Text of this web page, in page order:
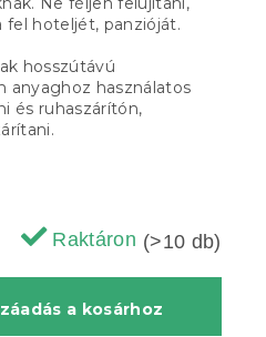
Raktáron (>10 db)
a kosárhoz
fel hoteljét, panzióját.
hosszútávú
anyaghoz használatos
és ruhaszárítón,